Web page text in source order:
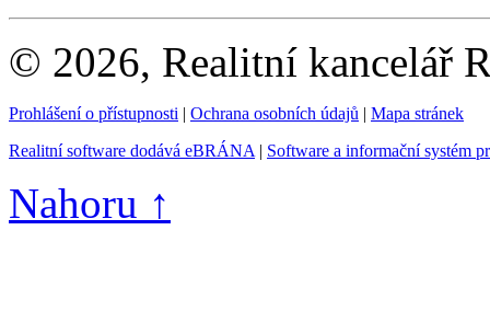
© 2026, Realitní kancelář
Prohlášení o přístupnosti | Ochrana osobních údajů | Mapa stránek
Realitní software dodává eBRÁNA | Software a informační systém
Nahoru ↑